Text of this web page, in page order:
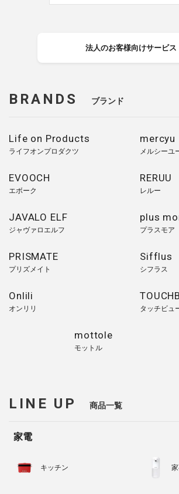
法人のお客様向けサービス
BRANDS ブランド
Life on Products
ライフオンプロダクツ
mercyu
メルシーユ
EVOOCH
エボーク
RERUU
レルー
JAVALO ELF
ジャヴァロエルフ
plus
プラスモア
PRISMATE
プリズメイト
Sifflus
シフラス
Onlili
オンリリ タッチビュ
mottole
モットル
LINE UP 商品一覧
家電
キッチン